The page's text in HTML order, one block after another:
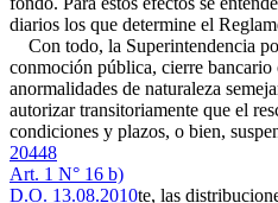
diarios los que determine el
Con todo, la Superintendencia
conmoción pública, cierre
anormalidades de naturaleza
autorizar transitoriamente que el
condiciones y plazos, o bien,
20448
Art. 1 N° 16 b)
D.O. 13.08.2010te, las